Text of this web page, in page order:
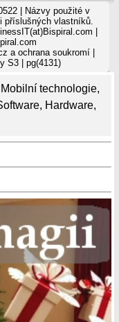
Mobilní technologie,
, Hardware,
| Názvy použité v
příslušných vlastníků.
|
a ochrana soukromí|
S3 | pg(4131)